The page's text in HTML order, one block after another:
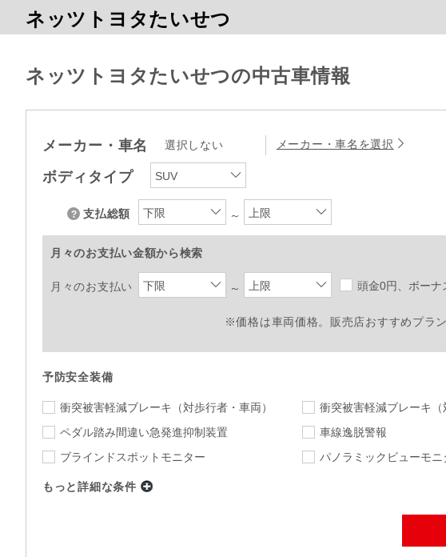
ネッツトヨタたいせつ
ネッツトヨタたいせつの中古車情報
メーカー・車名 選択しない メーカー・車名を選択
ボディタイプ SUV
支払総額 下限 ～ 上限
月々のお支払い金額から検索
月々のお支払い 下限 ～ 上限 頭金0円、ボーナ
※価格は車両価格。販売店おすすめプラ
予防安全装備
衝突被害軽減ブレーキ （対歩行者・車両）
衝突被害軽減ブレーキ（
ペダル踏み間違い急発進抑制装置
車線逸脱警報
ブラインドスポットモニター
パノラミックビューモニ
もっと詳細な条件
走行距離 指